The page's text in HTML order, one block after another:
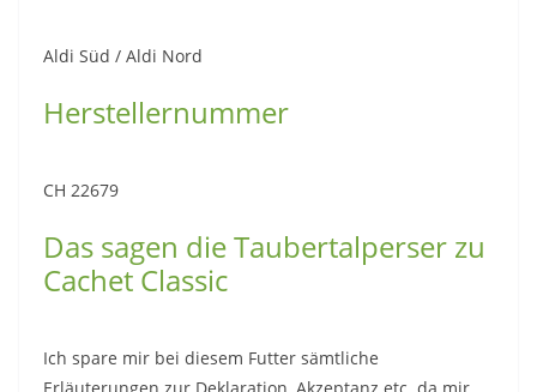
Aldi Süd / Aldi Nord
Herstellernummer
CH 22679
Das sagen die Taubertalperser zu
Cachet Classic
Ich spare mir bei diesem Futter sämtliche